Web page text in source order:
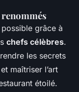
grâce à
chefs célèbres.
les secrets
maîtriser l’art
étoilé.